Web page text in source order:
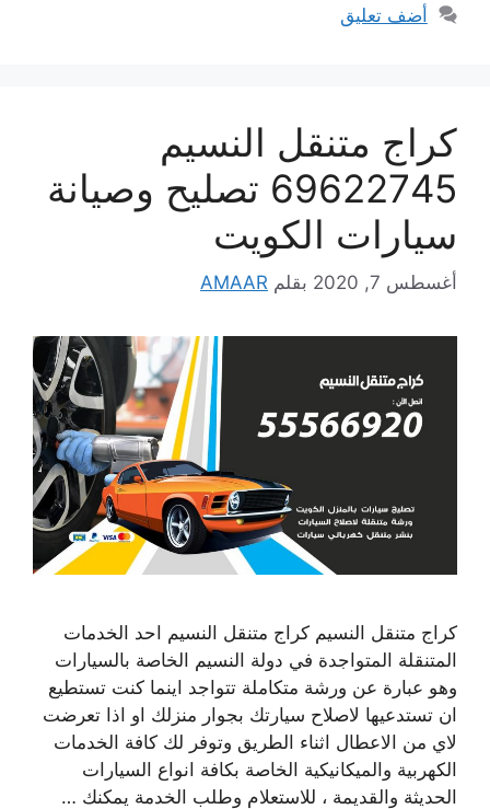
أضف تعليق
كراج متنقل النسيم
69622745 تصليح وصيانة
سيارات الكويت
أغسطس 7, 2020 بقلم AMAAR
كراج متنقل النسيم كراج متنقل النسيم احد الخدمات
المتنقلة المتواجدة في دولة النسيم الخاصة بالسيارات
وهو عبارة عن ورشة متكاملة تتواجد اينما كنت تستطيع
ان تستدعيها لاصلاح سيارتك بجوار منزلك او اذا تعرضت
لاي من الاعطال اثناء الطريق وتوفر لك كافة الخدمات
الكهربية والميكانيكية الخاصة بكافة انواع السيارات
الحديثة والقديمة ، للاستعلام وطلب الخدمة يمكنك …